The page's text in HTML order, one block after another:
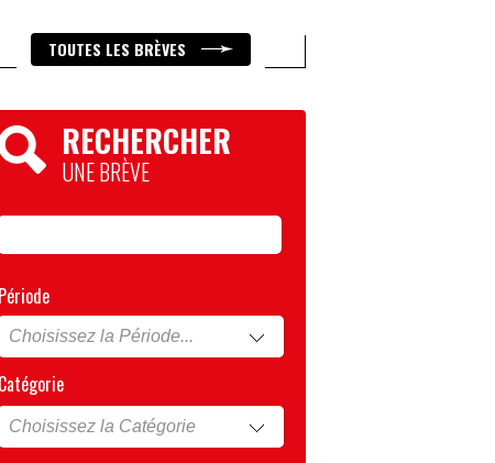
TOUTES LES BRÈVES
RECHERCHER
UNE BRÈVE
Période
Catégorie